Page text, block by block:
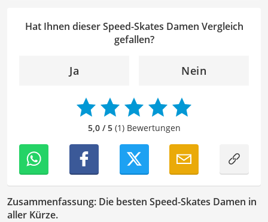
Klarheit, Verständlichkeit und stilistische Korrektheit zu
überprüfen. Mein Ziel ist es dabei, die Qualität und den
angenehme Leseerfahrung zu bieten. Durch meine
beitragen, dass die Inhalte unserer Redaktion optimal
präsentiert werden und ihre volle Wirkung entfalten.
Hat Ihnen dieser Speed-Skates Damen Vergleich
gefallen?
Ja Nein
5,0 / 5(1) Bewertungen
Zusammenfassung: Die besten Speed-Skates Damen in
aller Kürze.